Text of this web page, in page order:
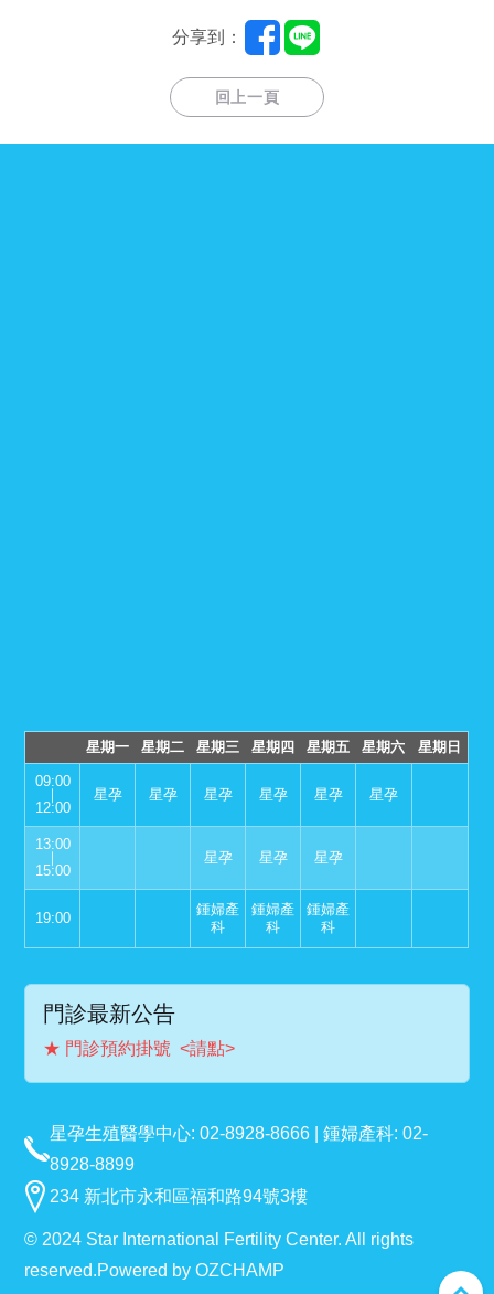
分享到：
回上一頁
星期一 星期二 星期三 星期四 星期五 星期六 星期日
09:00
｜
12:00
星孕 星孕 星孕 星孕 星孕 星孕
13:00
｜
15:00
星孕 星孕 星孕
19:00
鍾婦產
科
鍾婦產
科
鍾婦產
科
門診最新公告
★ 門診預約掛號 <請點>
星孕生殖醫學中心: 02-8928-8666 | 鍾婦產科: 02-
8928-8899
234 新北市永和區福和路94號3樓
© 2024 Star International Fertility Center. All rights
reserved.Powered byOZCHAMP